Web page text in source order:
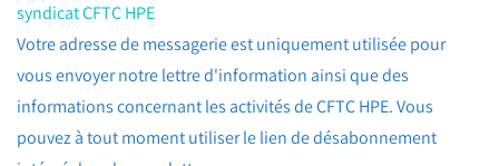
syndicat CFTC HPE
Votre adresse de messagerie est uniquement utilisée pour
vous envoyer notre lettre d'information ainsi que des
informations concernant les activités de CFTC HPE. Vous
pouvez à tout moment utiliser le lien de désabonnement